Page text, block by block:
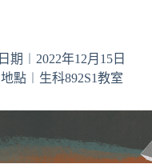
日期︱2022年12月15日
地點︱生科892S1教室